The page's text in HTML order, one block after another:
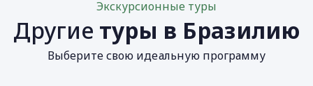
Экскурсионные туры
Другие туры в Бразилию
Выберите свою идеальную программу